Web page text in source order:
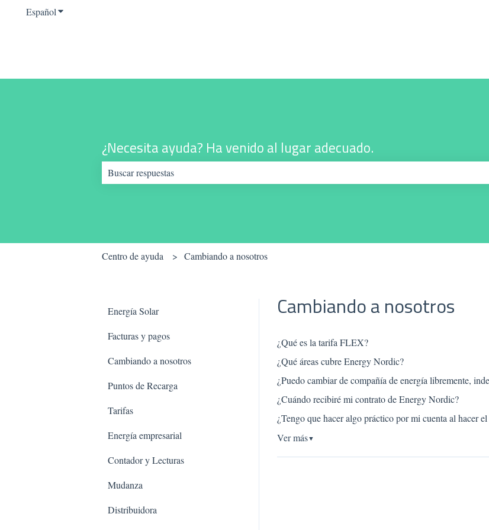
EspañolTraducciones de Mostrar submenú de
¿Necesita ayuda? Ha venido al lugar adecuado.
Centro de ayuda Cambiando a nosotros
Cambiando a nosotros
¿Qué es la tarifa FLEX?
¿Qué áreas cubre Energy Nordic?
¿Puedo cambiar de compañía de energía libremente,
¿Cuándo recibiré mi contrato de Energy Nordic?
¿Tengo que hacer algo práctico por mi cuenta al hacer
Ver más▼
Energía Solar
Facturas y pagos
Cambiando a nosotros
Puntos de Recarga
Tarifas
Energía empresarial
Contador y Lecturas
Mudanza
Distribuidora